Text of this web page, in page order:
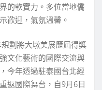
的軟實力。多位當地僑
歡迎，氣氛溫馨。
劃將大墩美展歷屆得獎
文化藝術的國際交流與
今年透過駐泰國台北經
返國際舞台，自9月6日